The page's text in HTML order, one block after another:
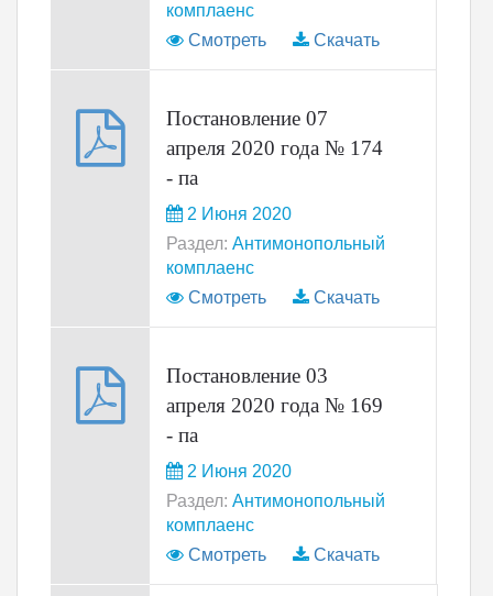
комплаенс
Смотреть
Скачать
Постановление 07
апреля 2020 года № 174
- па
2 Июня 2020
Раздел: Антимонопольный
комплаенс
Смотреть
Скачать
Постановление 03
апреля 2020 года № 169
- па
2 Июня 2020
Раздел: Антимонопольный
комплаенс
Смотреть
Скачать